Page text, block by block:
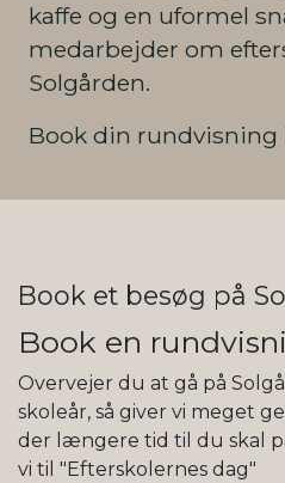
kaffe og en uformel
medarbejder om
Solgården.
Book din rundvisning
Book et besøg på
Book en
Overvejer du at gå på
skoleår, så giver vi meget
der længere tid til du skal
vi til "Efterskolernes dag"